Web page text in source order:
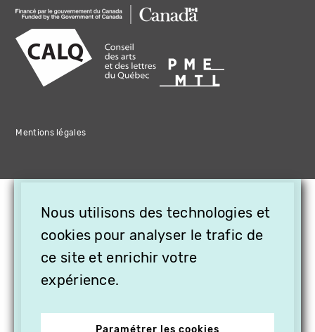
Mentions légales
Nous utilisons des technologies et
cookies pour analyser le trafic de
ce site et enrichir votre
expérience.
Paramétrer les cookies
OFFREZ LA VIDÉO EN
CADEAU, ABONNEZ VOS
PROCHES À VITHÈQUE !